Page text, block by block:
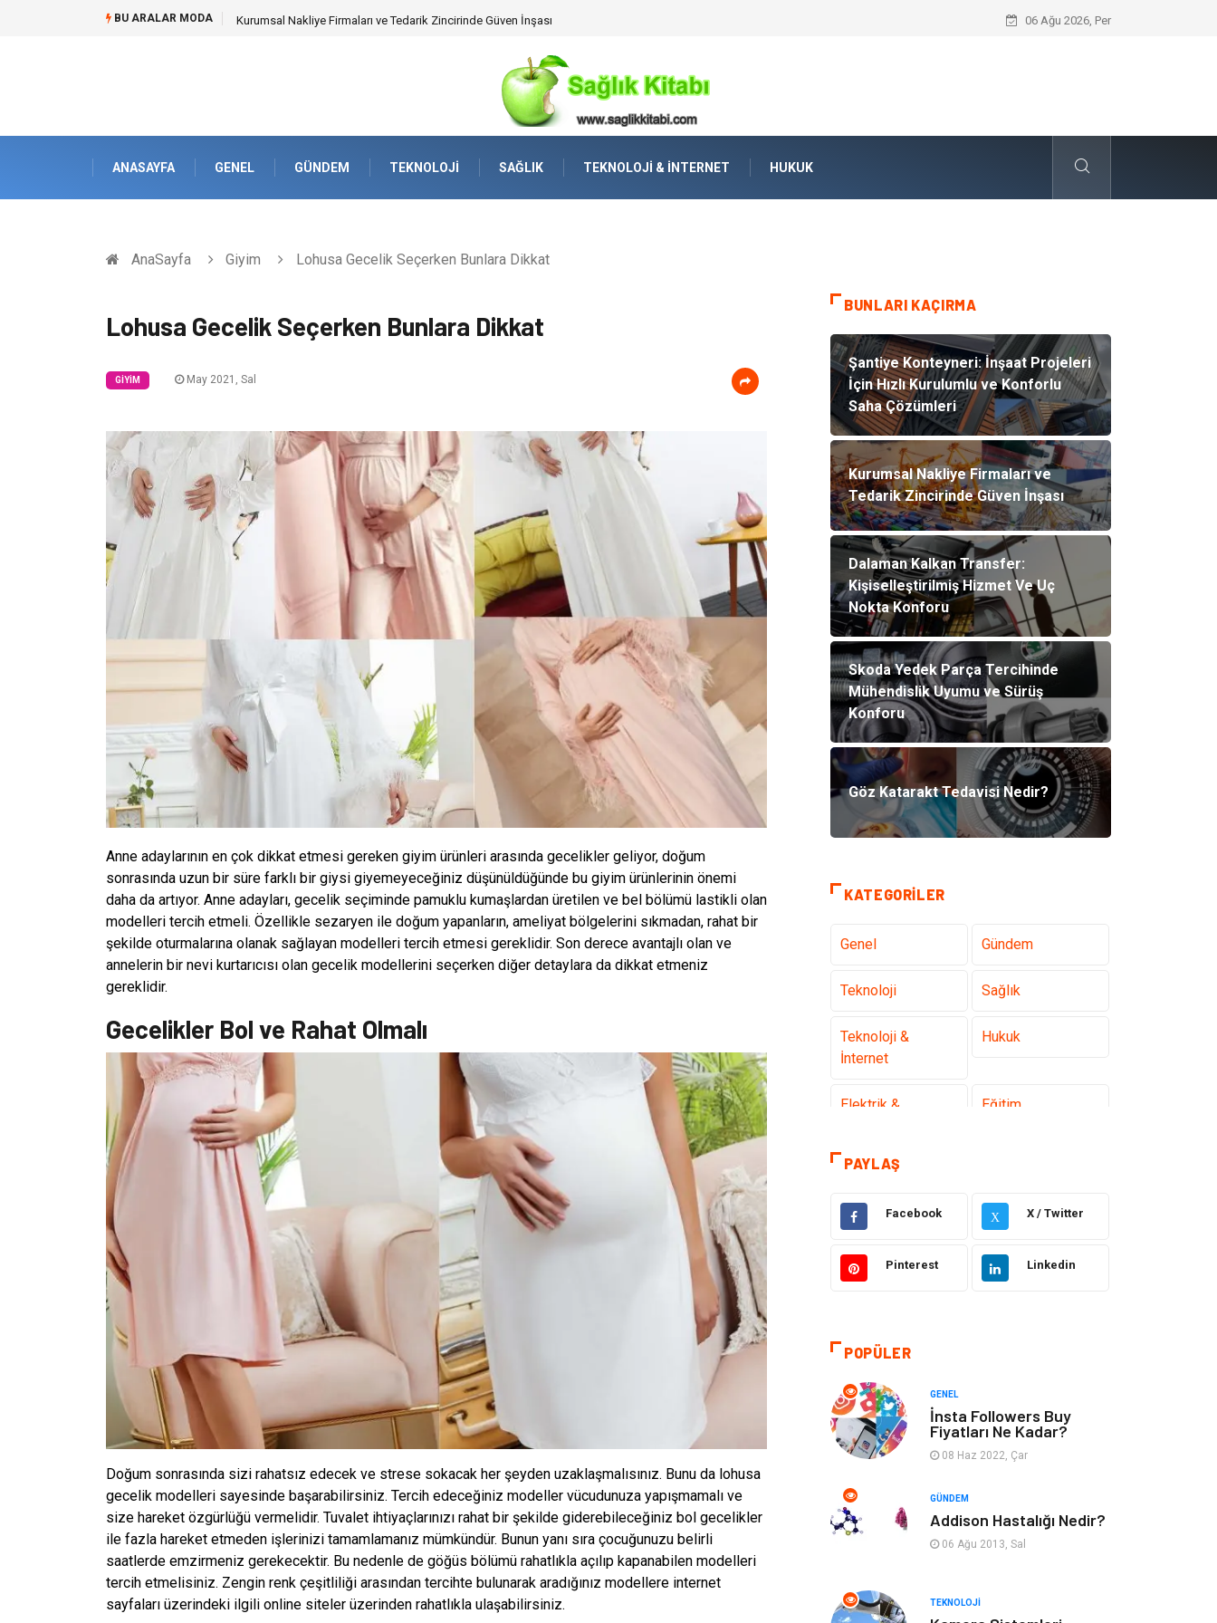
BU ARALAR MODA Dalaman Kalkan Transfer: Kişiselleştirilmiş Hizmet Ve Uç Nokta Konforu Skoda Yedek Parça Tercihinde
06 Ağu 2026, Per
ANASAYFA GENEL GÜNDEM TEKNOLOJI SAĞLIK TEKNOLOJI & İNTERNET HUKUK
AnaSayfa Giyim Lohusa Gecelik Seçerken Bunlara Dikkat
Lohusa Gecelik Seçerken Bunlara Dikkat
GIYIM May 2021, Sal
Anne adaylarının en çok dikkat etmesi gereken giyim ürünleri arasında gecelikler geliyor, doğum
sonrasında uzun bir süre farklı bir giysi giyemeyeceğiniz düşünüldüğünde bu giyim ürünlerinin önemi
daha da artıyor. Anne adayları, gecelik seçiminde pamuklu kumaşlardan üretilen ve bel bölümü lastikli olan
modelleri tercih etmeli. Özellikle sezaryen ile doğum yapanların, ameliyat bölgelerini sıkmadan, rahat bir
şekilde oturmalarına olanak sağlayan modelleri tercih etmesi gereklidir. Son derece avantajlı olan ve
annelerin bir nevi kurtarıcısı olan gecelik modellerini seçerken diğer detaylara da dikkat etmeniz
gereklidir.
Gecelikler Bol ve Rahat Olmalı
Doğum sonrasında sizi rahatsız edecek ve strese sokacak her şeyden uzaklaşmalısınız. Bunu da lohusa
gecelik modelleri sayesinde başarabilirsiniz. Tercih edeceğiniz modeller vücudunuza yapışmamalı ve
size hareket özgürlüğü vermelidir. Tuvalet ihtiyaçlarınızı rahat bir şekilde giderebileceğiniz bol gecelikler
ile fazla hareket etmeden işlerinizi tamamlamanız mümkündür. Bunun yanı sıra çocuğunuzu belirli
saatlerde emzirmeniz gerekecektir. Bu nedenle de göğüs bölümü rahatlıkla açılıp kapanabilen modelleri
tercih etmelisiniz. Zengin renk çeşitliliği arasından tercihte bulunarak aradığınız modellere internet
sayfaları üzerindeki ilgili online siteler üzerinden rahatlıkla ulaşabilirsiniz.
BUNLARI KAÇIRMA
Şantiye Konteyneri: İnşaat Projeleri
İçin Hızlı Kurulumlu ve Konforlu
Saha Çözümleri
Kurumsal Nakliye Firmaları ve
Tedarik Zincirinde Güven İnşası
Dalaman Kalkan Transfer:
Kişiselleştirilmiş Hizmet Ve Uç
Nokta Konforu
Skoda Yedek Parça Tercihinde
Mühendislik Uyumu ve Sürüş
Konforu
Göz Katarakt Tedavisi Nedir?
KATEGORILER
Genel Gündem
Teknoloji Sağlık
Teknoloji &
İnternet
Hukuk
Elektrik &
Eğitim
Gıda
Otomotiv Tanıtıcı Reklam
Cilt ve Deri
Hastalıkları
Emlak
Ağız ve Diş
Organizasyon Hastalıklar
PAYLAŞ
Facebook X X / Twitter
Pinterest Linkedin
POPÜLER
GENEL
İnsta Followers Buy
Fiyatları Ne Kadar?
08 Haz 2022, Çar
GÜNDEM
Addison Hastalığı Nedir?
06 Ağu 2013, Sal
TEKNOLOJI